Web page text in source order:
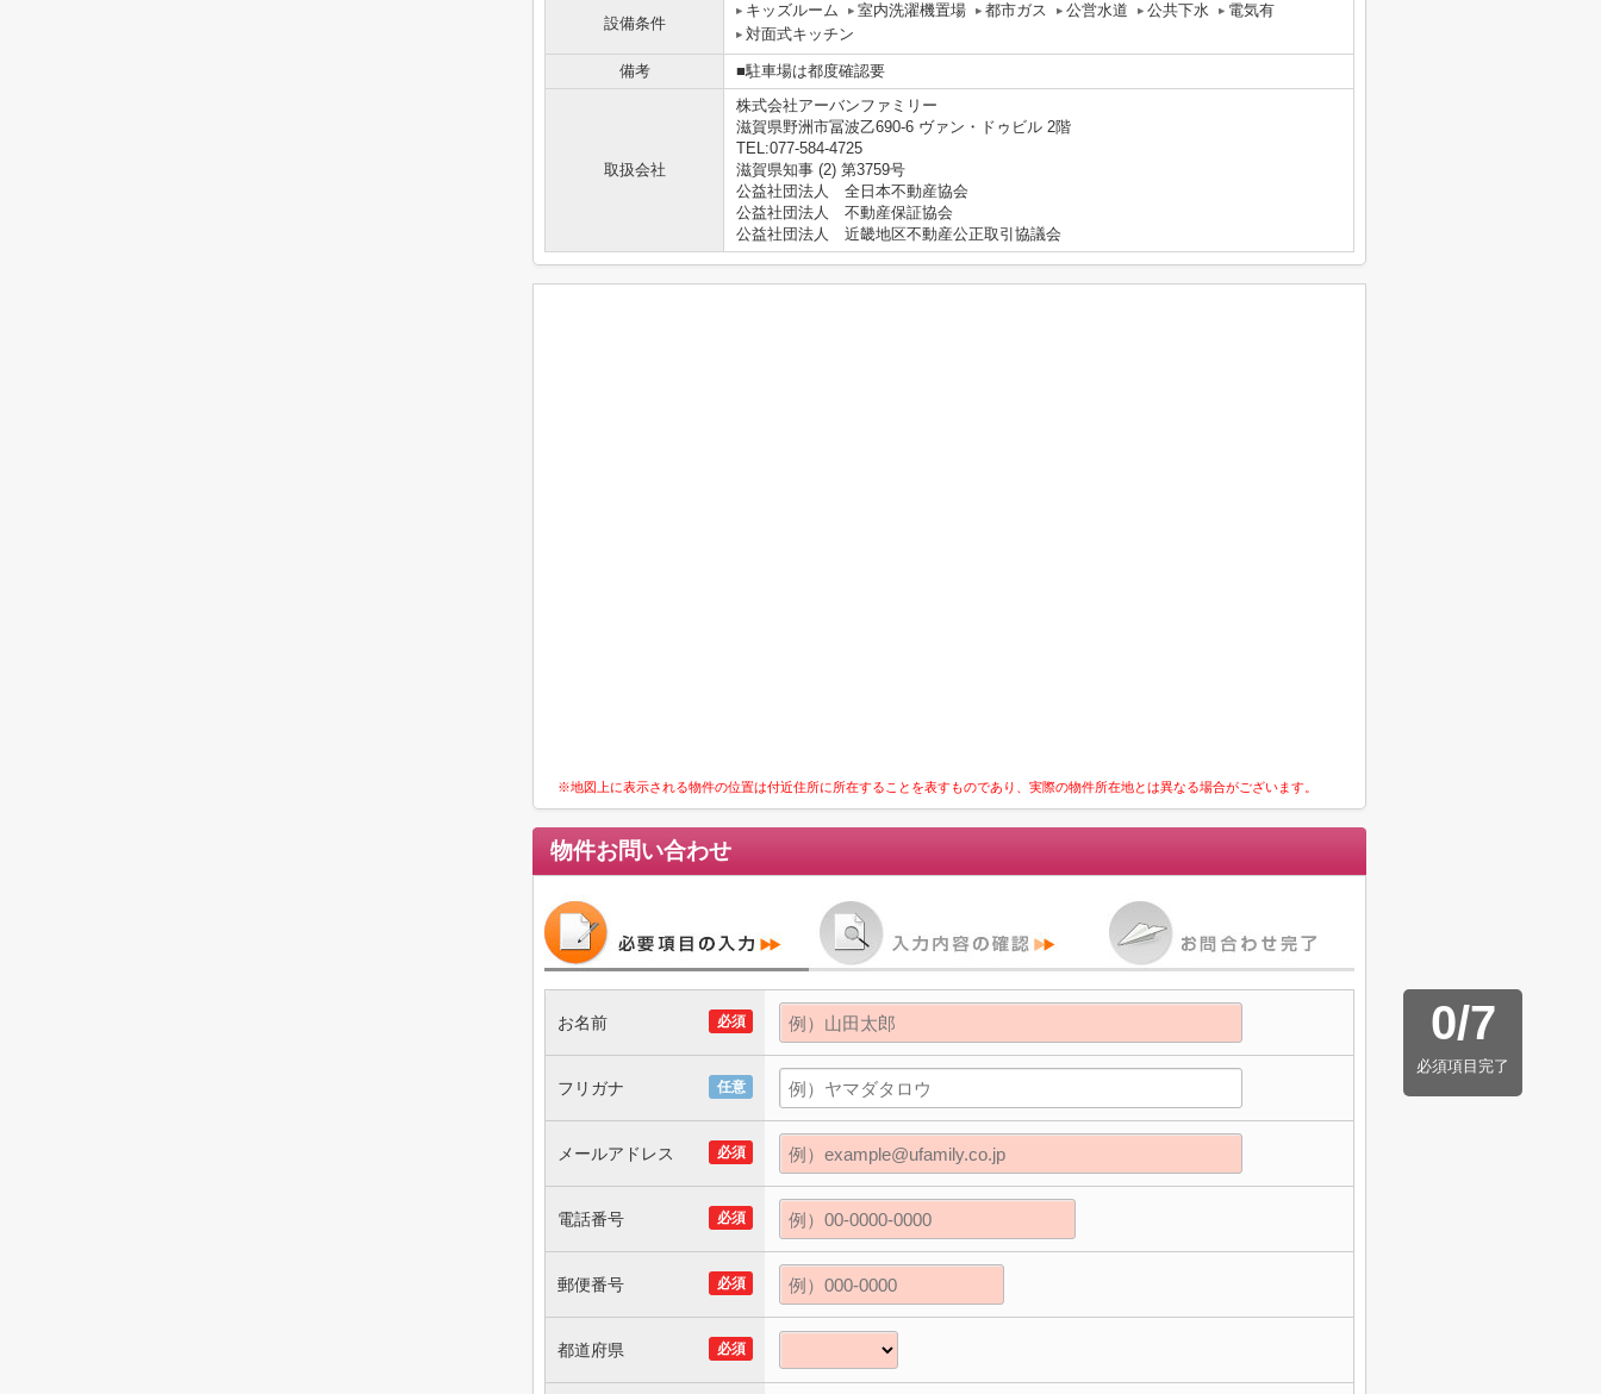
設備条件
キッズルーム 室内洗濯機置場 都市ガス 公営水道 公共下水
電気有
対面式キッチン
備考 ■駐車場は都度確認要
取扱会社
株式会社アーバンファミリー
滋賀県野洲市冨波乙690-6 ヴァン・ドゥビル 2階
TEL:077-584-4725
滋賀県知事 (2) 第3759号
公益社団法人 全日本不動産協会
公益社団法人 不動産保証協会
公益社団法人 近畿地区不動産公正取引協議会
※地図上に表示される物件の位置は付近住所に所在することを表すものであり、実際の物件所在地とは異なる場合がございます。
物件お問い合わせ
0/7
必須項目完了
必須
お名前
任意
フリガナ
必須
メールアドレス
必須
電話番号
必須
郵便番号
必須
都道府県